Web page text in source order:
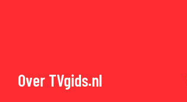
Over TVgids.nl